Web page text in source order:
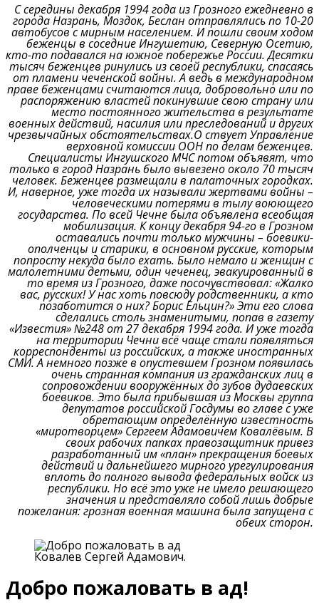
С середины декабря 1994 года из Грозного ежедневно в
города Назрань, Моздок, Беслан отправлялись по 10-20
автобусов с мирным населением. И пошли своим ходом
беженцы в соседние Ингушетию, Северную Осетию,
кто-то подавался на южное побережье России.Десятки
тысяч беженцев ринулись из своей республики, спасаясь
от пламени чеченской войны.А ведь в международном
праве беженцами считаются лица, добровольно или по
распоряжению властей покинувшие свою страну или
место постоянного жительства в результате
военных действий, насилия или преследований и других
чрезвычайных обстоятельствах.О ствует Управление
верховной комиссии ООН по делам беженцев.
Специалисты Ингушского МЧС потом объявят, что
только в город Назрань было вывезено около 70 тысяч
человек. Беженцев размещали в палаточных городках.
И, наверное, уже тогда их называли жертвами войны –
человеческими потерями в тылу воюющего
государства. По всей Чечне была объявлена всеобщая
мобилизация. К концу декабря 94-го в Грозном
оставались почти только мужчины – боевики-
ополченцы и старики, в основном русские, которым
попросту некуда было ехать. Было немало и женщин с
малолетними детьми, один чеченец, эвакуированный в
то время из Грозного, даже посочувствовал:«Жалко
вас, русских! У нас хоть повсюду родственники, а кто
позаботится о них?Борис Ельцин?»Эти его слова
сделались столь знаменитыми, попав в газету
«Известия» №248 от 27 декабря 1994 года. И уже тогда
на территории Чечни всё чаще стали появляться
корреспонденты из российских, а также иностранных
СМИ.А немного позже в опустевшем Грозном появилась
очень странная компания из гражданских лиц в
сопровождении вооружённых до зубов дудаевских
боевиков. Это была прибывшая из Москвы группа
депутатов российской Госдумы во главе с уже
обретающим определённую известность
«миротворцем» Сергеем Адамовичем Ковалёвым. В
своих рабочих папках правозащитник привез
разработанный им «план» прекращения боевых
действий и дальнейшего мирного урегулирования
вплоть до полного вывода федеральных войск из
республики. Но всё это уже не имело решающего
значения и представляло собой лишь добрые
пожелания:грозная военная машина была запущена с
обеих сторон.
Ковалев Сергей Адамович.
Добро пожаловать в ад!